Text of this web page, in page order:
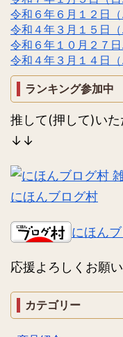
令和６年６月１２日（
令和４年３月１５日（
令和６年１０月２７日
令和４年３月１４日（
ランキング参加中
推して(押して)いた
↓↓
にほんブログ村
にほん
応援よろしくお願
カテゴリー